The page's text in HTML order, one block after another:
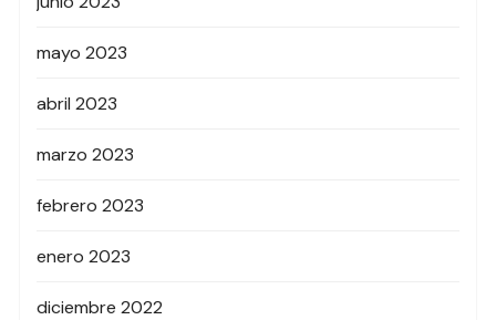
mayo 2023
abril 2023
marzo 2023
febrero 2023
enero 2023
diciembre 2022